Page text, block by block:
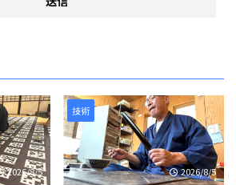
2026/8/5
技術
2026/8/5